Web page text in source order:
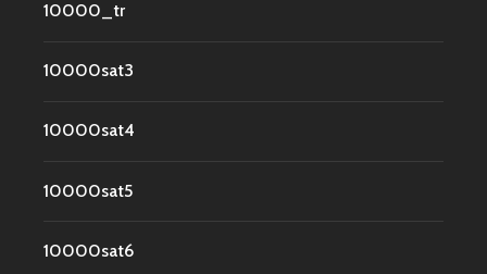
10000_tr
10000sat3
10000sat4
10000sat5
10000sat6